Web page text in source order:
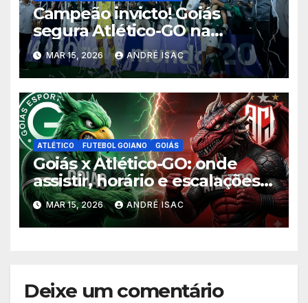
Campeão invicto! Goiás
segura Atlético-GO na
Serrinha e levanta o título do
Goianão 2026
MAR 15, 2026 ANDRÉ ISAC
ATLÉTICO FUTEBOL GOIANO GOIÁS
Goiás x Atlético-GO: onde
assistir, horário e escalações
da final do Goianão 2026
MAR 15, 2026 ANDRÉ ISAC
Deixe um comentário